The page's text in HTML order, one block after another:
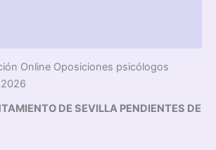
Online Oposiciones psicólogos
DE SEVILLA PENDIENTES DE